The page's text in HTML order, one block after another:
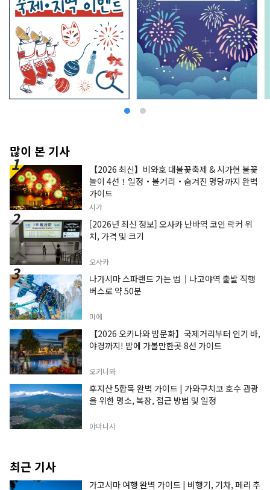
많이 본 기사
【2026 최신】비와호 대불꽃축제 & 시가현 불꽃
놀이 4선！일정・볼거리・숨겨진 명당까지 완벽
가이드
시가
[2026년 최신 정보] 오사카 난바역 코인 락커 위
치, 가격 및 크기
오사카
나가시마 스파랜드 가는 법｜나고야역 출발 직행
버스로 약 50분
미에
【2026 오키나와 밤문화】국제거리부터 인기 바,
야경까지! 밤에 가볼만한곳 8선 가이드
오키나와
후지산 5합목 완벽 가이드 | 가와구치코 호수 관광
을 위한 명소, 복장, 접근 방법 및 일정
야마나시
최근 기사
가고시마 여행 완벽 가이드 | 비행기, 기차, 페리 추